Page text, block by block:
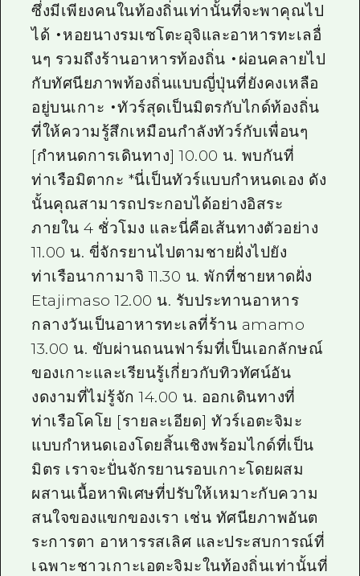
ซึ่งมีเพียงคนในท้องถิ่นเท่านั้นที่จะพาคุณไป
ได้ ・หอยนางรมเซโตะอุจิและอาหารทะเลอื่
นๆ รวมถึงร้านอาหารท้องถิ่น ・ผ่อนคลายไป
กับทัศนียภาพท้องถิ่นแบบญี่ปุ่นที่ยังคงเหลือ
อยู่บนเกาะ ・ทัวร์สุดเป็นมิตรกับไกด์ท้องถิ่น
ที่ให้ความรู้สึกเหมือนกำลังทัวร์กับเพื่อนๆ
[กำหนดการเดินทาง] 10.00 น. พบกันที่
ท่าเรือมิตากะ *นี่เป็นทัวร์แบบกำหนดเอง ดัง
นั้นคุณสามารถประกอบได้อย่างอิสระ
ภายใน 4 ชั่วโมง และนี่คือเส้นทางตัวอย่าง
11.00 น. ขี่จักรยานไปตามชายฝั่งไปยัง
ท่าเรือนากามาจิ 11.30 น. พักที่ชายหาดฝั่ง
Etajimaso 12.00 น. รับประทานอาหาร
กลางวันเป็นอาหารทะเลที่ร้าน amamo
13.00 น. ขับผ่านถนนฟาร์มที่เป็นเอกลักษณ์
ของเกาะและเรียนรู้เกี่ยวกับทิวทัศน์อัน
งดงามที่ไม่รู้จัก 14.00 น. ออกเดินทางที่
ท่าเรือโคโย [รายละเอียด] ทัวร์เอตะจิมะ
แบบกำหนดเองโดยสิ้นเชิงพร้อมไกด์ที่เป็น
มิตร เราจะปั่นจักรยานรอบเกาะโดยผสม
ผสานเนื้อหาพิเศษที่ปรับให้เหมาะกับความ
สนใจของแขกของเรา เช่น ทัศนียภาพอันต
ระการตา อาหารรสเลิศ และประสบการณ์ที่
เฉพาะชาวเกาะเอตะจิมะในท้องถิ่นเท่านั้นที่